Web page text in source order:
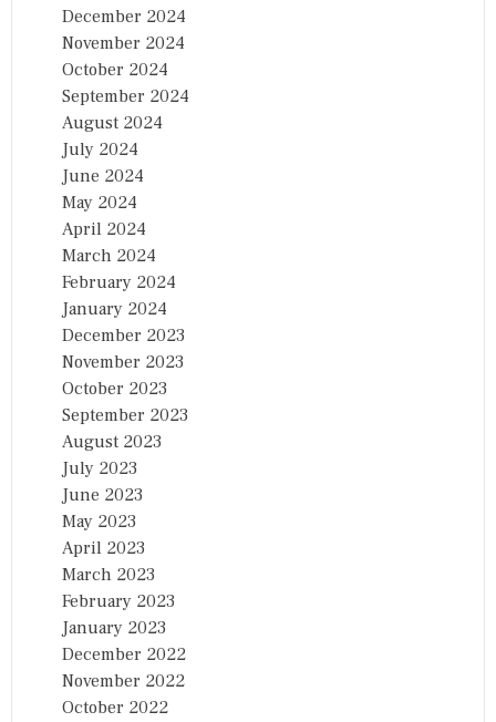
December 2024
November 2024
October 2024
September 2024
August 2024
July 2024
June 2024
May 2024
April 2024
March 2024
February 2024
January 2024
December 2023
November 2023
October 2023
September 2023
August 2023
July 2023
June 2023
May 2023
April 2023
March 2023
February 2023
January 2023
December 2022
November 2022
October 2022